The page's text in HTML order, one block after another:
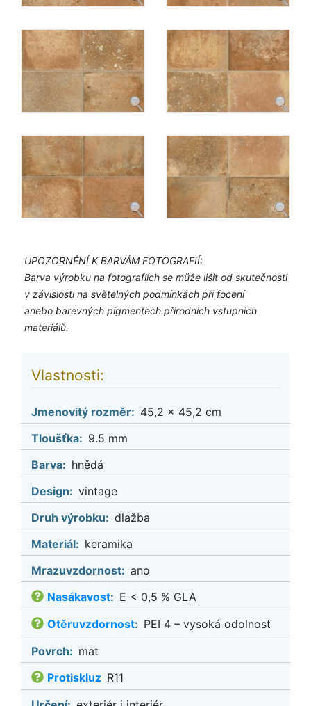
UPOZORNĚNÍ K BARVÁM FOTOGRAFIÍ:
Barva výrobku na fotografiích se může lišit od skutečnosti
v závislosti na světelných podmínkách při focení
anebo barevných pigmentech přírodních vstupních
materiálů.
Vlastnosti:
Jmenovitý rozměr: 45,2 x 45,2 cm
Tloušťka: 9.5 mm
Barva: hnědá
Design: vintage
Druh výrobku: dlažba
Materiál: keramika
Mrazuvzdornost: ano
Nasákavost: E < 0,5 % GLA
Otěruvzdornost: PEI 4 – vysoká odolnost
Povrch: mat
Protiskluz R11